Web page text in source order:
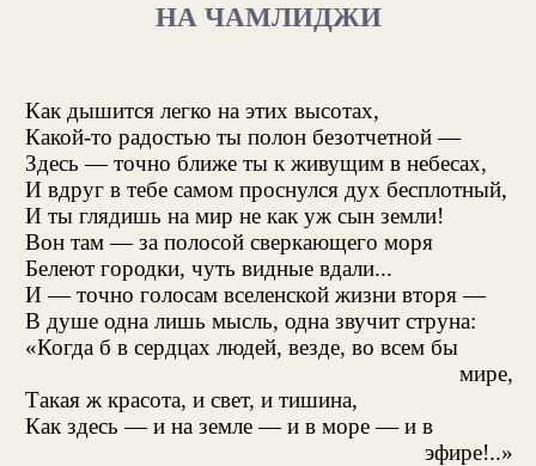
НА ЧАМЛИДЖИ
Как дышится легко на этих высотах,
Какой-то радостью ты полон безотчетной —
Здесь — точно ближе ты к живущим в небесах,
И вдруг в тебе самом проснулся дух бесплотный,
И ты глядишь на мир не как уж сын земли!
Вон там — за полосой сверкающего моря
Белеют городки, чуть видные вдали...
И — точно голосам вселенской жизни вторя —
В душе одна лишь мысль, одна звучит струна:
«Когда б в сердцах людей, везде, во всем бы
мире,
Такая ж красота, и свет, и тишина,
Как здесь — и на земле — и в море — и в
эфире!..»